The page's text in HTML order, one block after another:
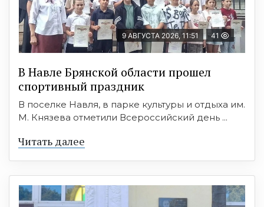
9 АВГУСТА 2026, 11:51 41
В Навле Брянской области прошел
спортивный праздник
В поселке Навля, в парке культуры и отдыха им.
М. Князева отметили Всероссийский день ...
Читать далее